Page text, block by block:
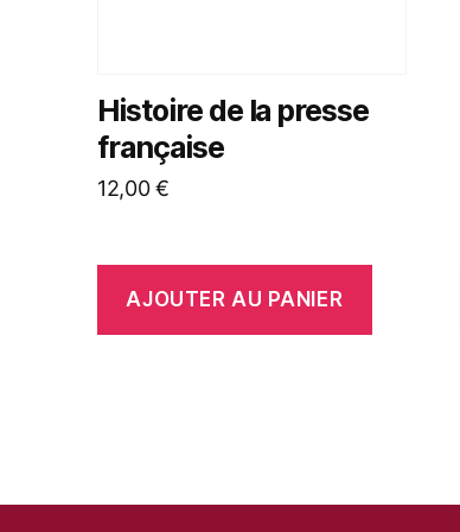
Histoire de la presse
française
12,00€
AJOUTER AU PANIER